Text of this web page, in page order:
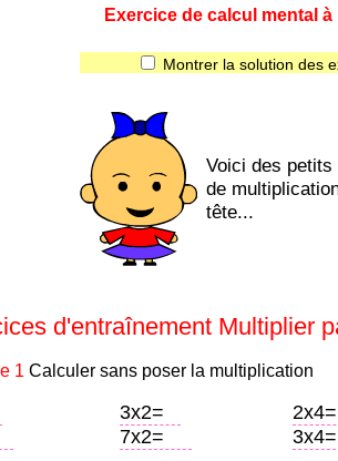
Exercice de calcul mental
Montrer la solution des
Voici des
de
tête...
d'entraînement Multiplier
1 Calculer sans poser la multiplication
3x2=
2x4=
7x2= 3x4=